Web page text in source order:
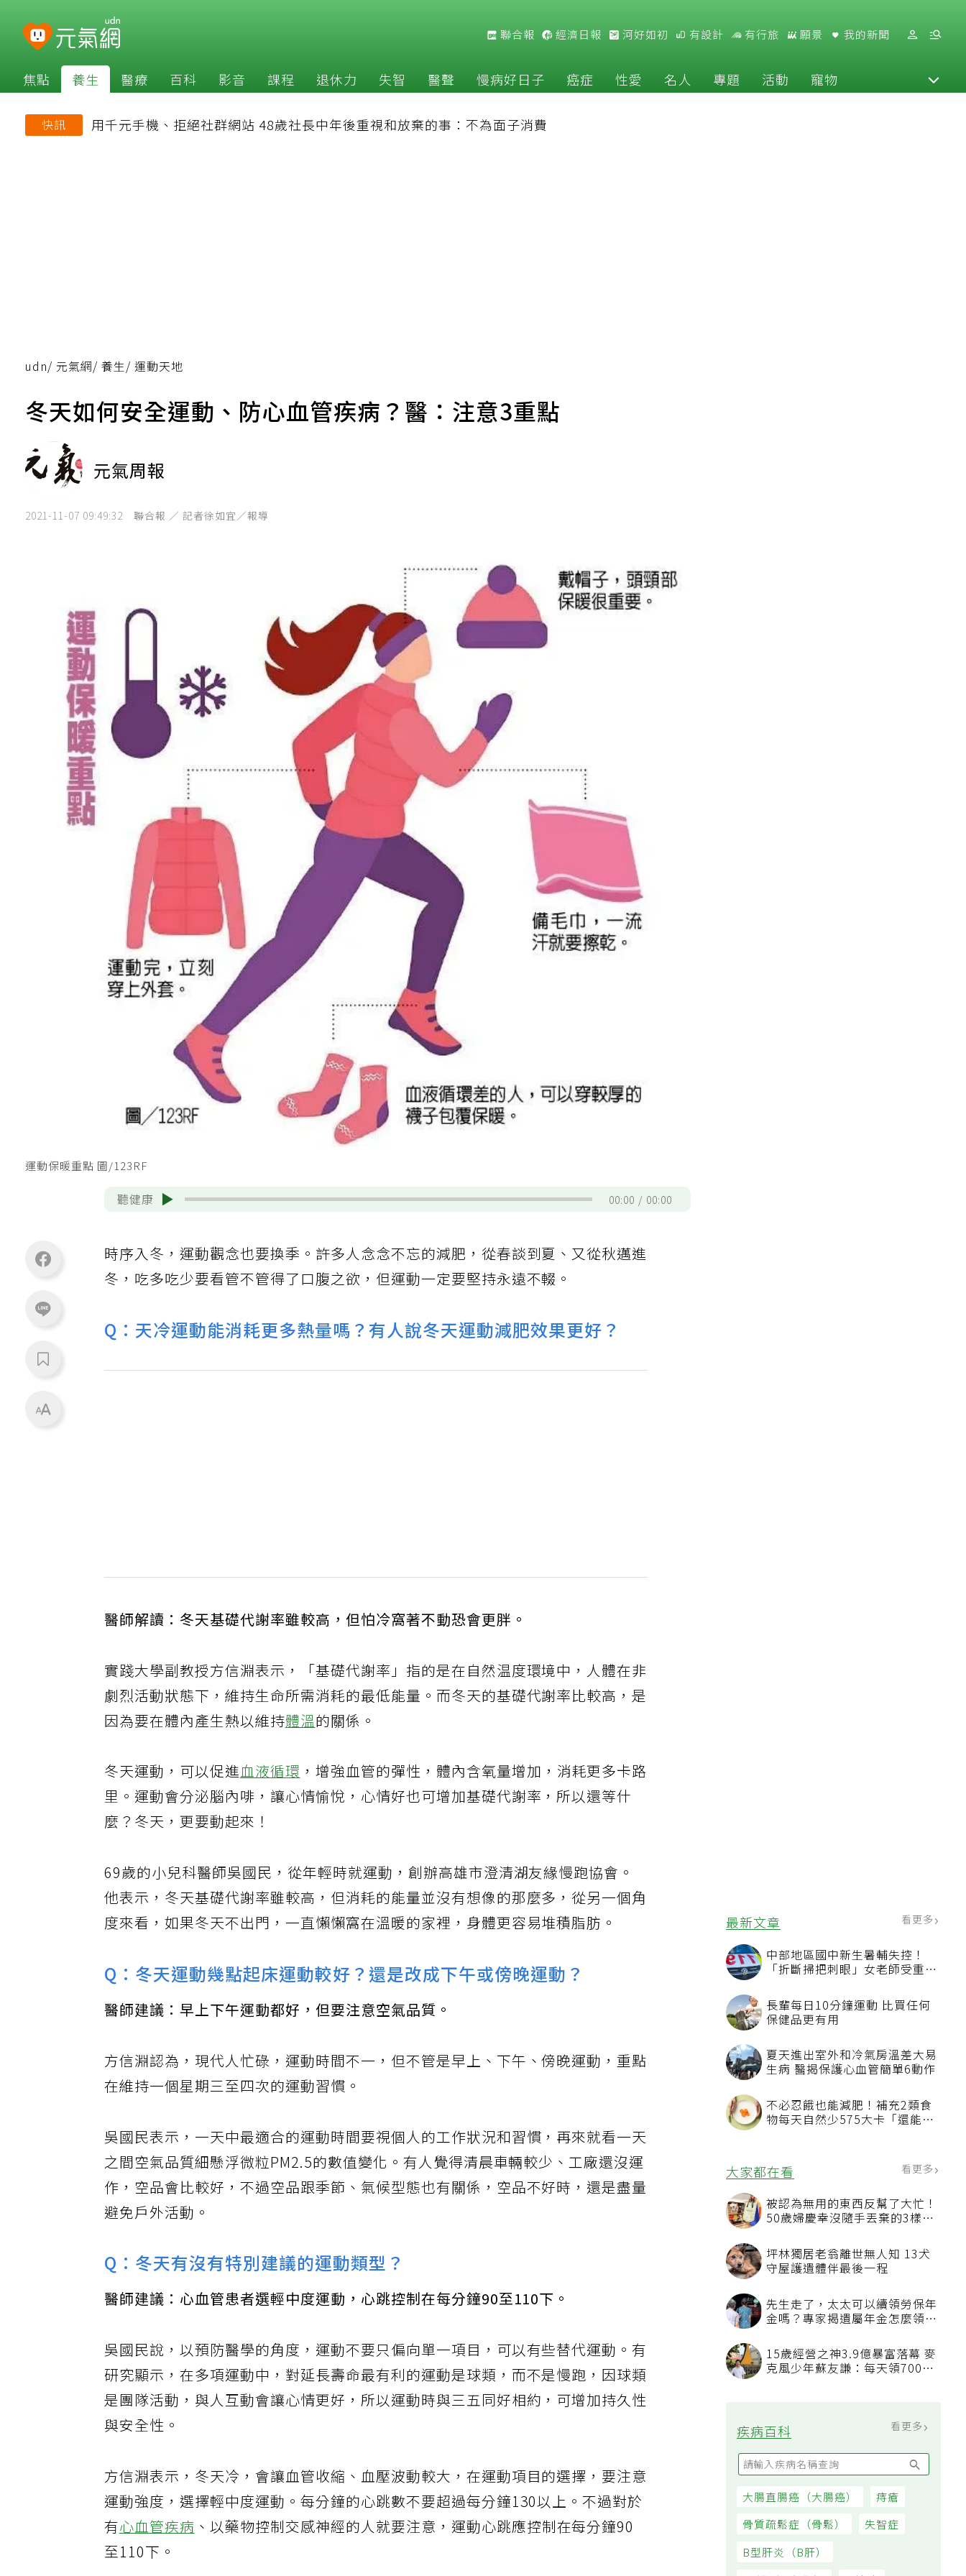
聯合報 經濟日報 河好如初 有設計 有行旅 願景 我的新聞
焦點 養生 醫療 百科 影音 課程 退休力 失智 醫聲 慢病好日子 癌症 性愛 名人 專題 活動 寵物
快訊 用千元手機、拒絕社群網站 48歲社長中年後重視和放棄的事：不為面子消費
最新文章 看更多
中部地區國中新生暑輔失控！
「折斷掃把刺眼」女老師受重傷
長輩每日10分鐘運動 比買任何
保健品更有用
夏天進出室外和冷氣房溫差大易
生病 醫揭保護心血管簡單6動作
不必忍餓也能減肥！補充2類食
物每天自然少575大卡「還能吃
大家都在看
被認為無用的東西反幫了大忙！
50歲婦慶幸沒隨手丟棄的3樣物
坪林獨居老翁離世無人知 13犬
守屋護遺體伴最後一程
先生走了，太太可以續領勞保年
看順位還要看資格
15歲經營之神3.9億暴富落幕 麥
疾病百科
udn/ 元氣網/ 養生/ 運動天地
冬天如何安全運動、防心血管疾病？醫：注意3重點
元氣周報
2021-11-07 09:49:32 聯合報 ／ 記者徐如宜／報導
運動保暖重點 圖/123RF
聽健康 00:00 00:00
時序入冬，運動觀念也要換季。許多人念念不忘的減肥，從春談到夏、又從秋邁進
冬，吃多吃少要看管不管得了口腹之欲，但運動一定要堅持永遠不輟。
Q：天冷運動能消耗更多熱量嗎？有人說冬天運動減肥效果更好？
醫師解讀：冬天基礎代謝率雖較高，但怕冷窩著不動恐會更胖。
實踐大學副教授方信淵表示，「基礎代謝率」指的是在自然温度環境中，人體在非
劇烈活動狀態下，維持生命所需消耗的最低能量。而冬天的基礎代謝率比較高，是
因為要在體內產生熱以維持體溫的關係。
冬天運動，可以促進血液循環 ，增強血管的彈性，體內含氧量增加，消耗更多卡路
里。運動會分泌腦內啡，讓心情愉悅，心情好也可增加基礎代謝率，所以還等什
麼？冬天，更要動起來！
69歲的小兒科醫師吳國民，從年輕時就運動，創辦高雄市澄清湖友緣慢跑協會。
他表示，冬天基礎代謝率雖較高，但消耗的能量並沒有想像的那麼多，從另一個角
度來看，如果冬天不出門，一直懶懶窩在溫暖的家裡，身體更容易堆積脂肪。
Q：冬天運動幾點起床運動較好？還是改成下午或傍晚運動？
醫師建議：早上下午運動都好，但要注意空氣品質。
方信淵認為，現代人忙碌，運動時間不一，但不管是早上、下午、傍晚運動，重點
在維持一個星期三至四次的運動習慣。
吳國民表示，一天中最適合的運動時間要視個人的工作狀況和習慣，再來就看一天
之間空氣品質細懸浮微粒PM2.5的數值變化。有人覺得清晨車輛較少、工廠還沒運
作，空品會比較好，不過空品跟季節、氣候型態也有關係，空品不好時，還是盡量
避免戶外活動。
Q：冬天有沒有特別建議的運動類型？
醫師建議：心血管患者選輕中度運動，心跳控制在每分鐘90至110下。
吳國民說，以預防醫學的角度，運動不要只偏向單一項目，可以有些替代運動。有
研究顯示，在多項運動中，對延長壽命最有利的運動是球類，而不是慢跑，因球類
是團隊活動，與人互動會讓心情更好，所以運動時與三五同好相約，可增加持久性
與安全性。
方信淵表示，冬天冷，會讓血管收縮、血壓波動較大，在運動項目的選擇，要注意
運動強度，選擇輕中度運動。每分鐘的心跳數不要超過每分鐘130以上。不過對於
有心血管疾病 、以藥物控制交感神經的人就要注意，運動心跳應控制在每分鐘90
至110下。